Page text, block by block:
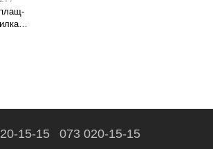
15-15 073 020-15-15